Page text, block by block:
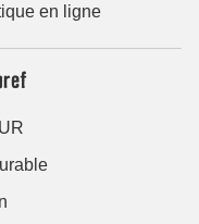
en ligne